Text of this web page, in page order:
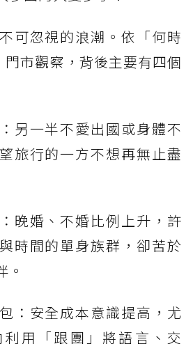
可忽視的浪潮。依「何時
市觀察，背後主要有四個
另一半不愛出國或身體不
旅行的一方不想再無止盡
晚婚、不婚比例上升，許
時間的單身族群，卻苦於
。
：安全成本意識提高，尤
用「跟團」將語言、交